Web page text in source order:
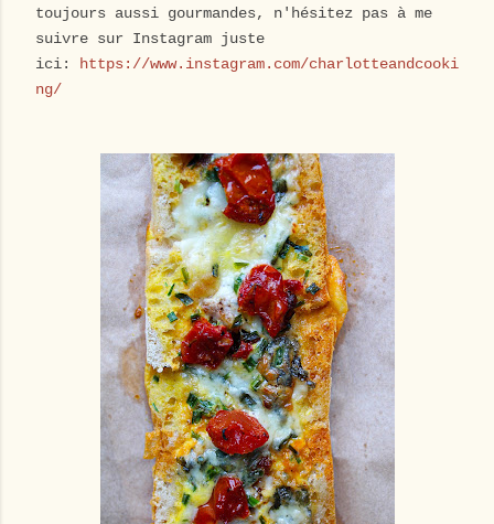
toujours aussi gourmandes, n'hésitez pas à me
suivre sur Instagram juste
ici: https://www.instagram.com/charlotteandcooki
ng/